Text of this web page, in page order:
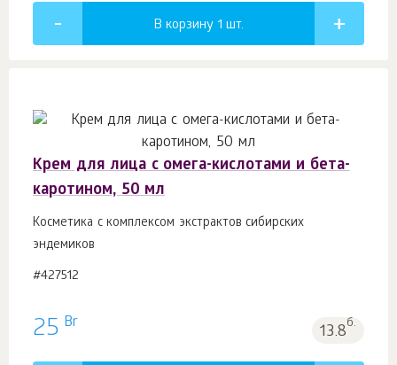
В корзину 1 шт.
Крем для лица с омега-кислотами и бета-
каротином, 50 мл
Косметика с комплексом экстрактов сибирских
эндемиков
#427512
25 Br 13.8б.